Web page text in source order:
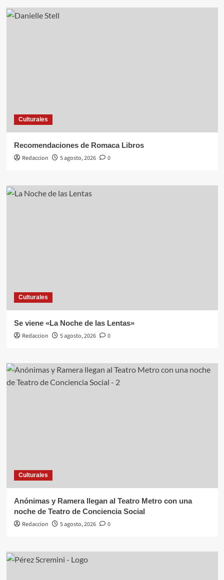
Culturales
Recomendaciones de Romaca Libros
Redaccion
5 agosto, 2026 0
Culturales
Se viene «La Noche de las Lentas»
Redaccion
5 agosto, 2026 0
Culturales
Anónimas y Ramera llegan al Teatro Metro con una
noche de Teatro de Conciencia Social
Redaccion
5 agosto, 2026 0